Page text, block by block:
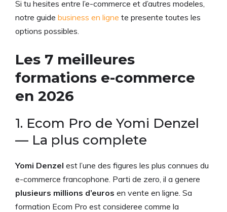
Si tu hesites entre l’e-commerce et d’autres modeles,
notre guide business en ligne te presente toutes les
options possibles.
Les 7 meilleures
formations e-commerce
en 2026
1. Ecom Pro de Yomi Denzel
— La plus complete
Yomi Denzel est l’une des figures les plus connues du
e-commerce francophone. Parti de zero, il a genere
plusieurs millions d’euros en vente en ligne. Sa
formation Ecom Pro est consideree comme la